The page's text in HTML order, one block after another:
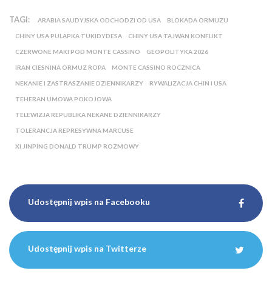
TAGI: ARABIA SAUDYJSKA ODCHODZI OD USA BLOKADA ORMUZU
CHINY USA PULAPKA TUKIDYDESA CHINY USA TAJWAN KONFLIKT
CZERWONE MAKI POD MONTE CASSINO GEOPOLITYKA 2026
IRAN CIESNINA ORMUZ ROPA MONTE CASSINO ROCZNICA
NEKANIE I ZASTRASZANIE DZIENNIKARZY RYWALIZACJA CHIN I USA
TEHERAN UMOWA POKOJOWA
TELEWIZJA REPUBLIKA NEKANE DZIENNIKARZY
TOLERANCJA REPRESYWNA MARCUSE
XI JINPING DONALD TRUMP ROZMOWY
Udostępnij wpis na Facebooku
Udostępnij wpis na Twitterze